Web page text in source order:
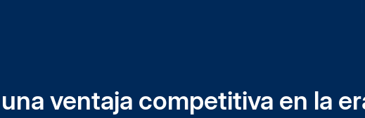
ventaja competitiva en la